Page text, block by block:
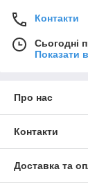
Контакти
Сьогодні
Показати
Про нас
Контакти
Доставка та